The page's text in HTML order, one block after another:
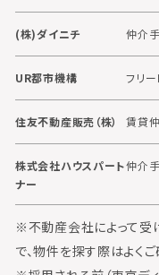
(株)ダイニチ 仲介
UR都市機構 フリ
住友不動産販売（株） 賃貸
株式会社ハウスパート
ナー
仲介
※不動産会社によって受
で、物件を探す際はよくご